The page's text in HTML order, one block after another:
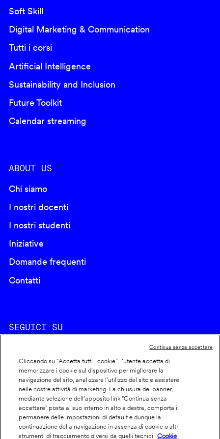
Soft Skill
Digital Marketing & Communication
Tutti i corsi
Artificial Intelligence
Sustainability and Inclusion
Future Toolkit
Calendar streaming
ABOUT US
Chi siamo
I nostri docenti
I nostri studenti
Iniziative
Domande frequenti
Contatti
SEGUICI SU
Footer
info
Cookie policy
Dichiarazione di accessibilità
Privacy
Cliccando su “Accetta tutti i cookie”, l'utente accetta di
memorizzare i cookie sul dispositivo per migliorare la
navigazione del sito, analizzare l'utilizzo del sito e assistere
nelle nostre attività di marketing. La chiusura del banner,
mediante selezione dell’apposito link "Continua senza
accettare" posta al suo interno in alto a destra, comporta il
permanere delle impostazioni di default e dunque la
continuazione della navigazione in assenza di cookie o altri
strumenti di tracciamento diversi da quelli tecnici.
Cookie
Continua senza accettare